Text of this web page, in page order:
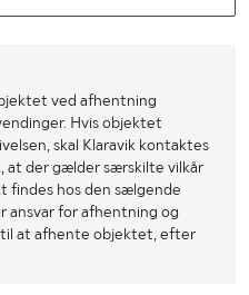
ved afhentning
Hvis objektet
skal Klaravik kontaktes
at der gælder særskilte vilkår
findes hos den sælgende
ansvar for afhentning og
til at afhente objektet, efter